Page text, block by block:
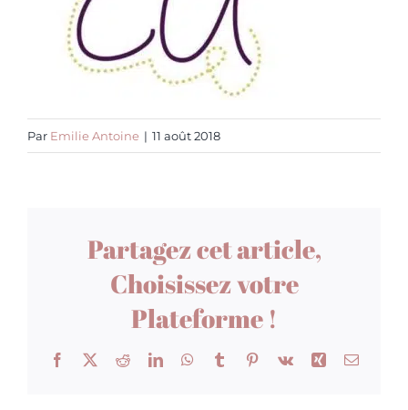
Par Emilie Antoine | 11 août 2018
Partagez cet article,
Choisissez votre
Plateforme !
Facebook
X RedditLinkedInWhatsApp
TumblrPinterest
Vk Xing Email